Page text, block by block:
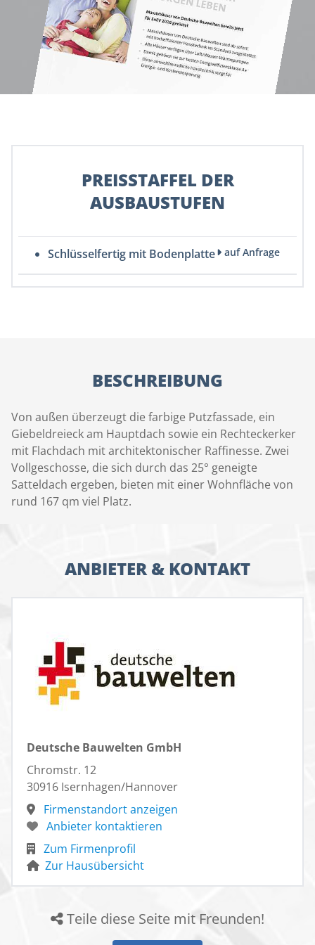
PREISSTAFFEL DER
AUSBAUSTUFEN
Schlüsselfertig mit Bodenplatte auf Anfrage
BESCHREIBUNG
Von außen überzeugt die farbige Putzfassade, ein
Giebeldreieck am Hauptdach sowie ein Rechteckerker
mit Flachdach mit architektonischer Raffinesse. Zwei
Vollgeschosse, die sich durch das 25° geneigte
Satteldach ergeben, bieten mit einer Wohnfläche von
rund 167 qm viel Platz.
ANBIETER & KONTAKT
Deutsche Bauwelten GmbH
Chromstr. 12
30916 Isernhagen/Hannover
Firmenstandort anzeigen
Anbieter kontaktieren
Zum Firmenprofil
Zur Hausübersicht
Teile diese Seite mit Freunden!